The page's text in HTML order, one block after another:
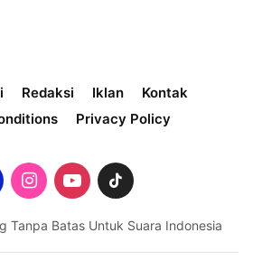
Redaksi Iklan
Kontak
Privacy Policy
Tanpa Batas Untuk Suara Indonesia